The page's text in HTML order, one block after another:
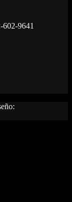
602-9641